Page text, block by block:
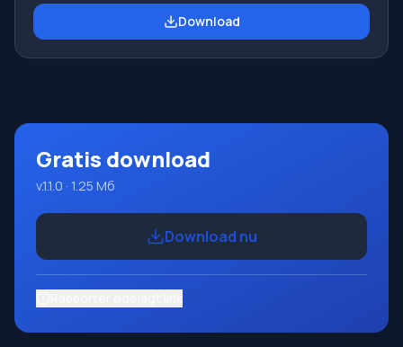
ABC.NET-programmeringssystemet er at studere og
undervise i moderne programmeringssprog. Funktioner
Download
Gratis download
v.1.1.0 · 1.25 Мб
Download nu